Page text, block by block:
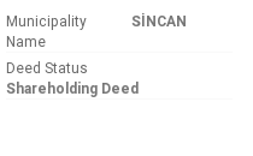
Municipality
Name
SİNCAN
Deed Status
Shareholding Deed